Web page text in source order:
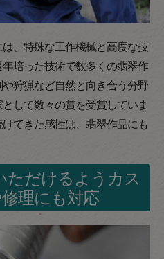
、特殊な工作機械と高度な技
培った技術で数多くの翡翠作
狩猟など自然と向き合う分野
して数々の賞を受賞していま
てきた感性は、翡翠作品にも
ただけるようカス
理にも対応